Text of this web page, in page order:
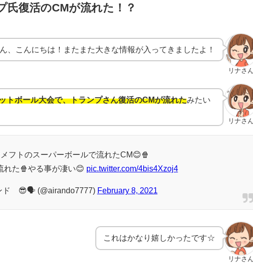
氏復活のCMが流れた！？
リナさ
、こんにちは！またまた大きな情報が入ってきましたよ！
リナさ
トボール大会で、トランプさん復活のCMが流れたみたい
フトのスーパーボールで流れたCM😊🍿
れた🍿やる事が凄い😊 pic.twitter.com/4bis4Xzoj4
ド 😎🗣 (@airando7777) February 8, 2021
リナさ
これはかなり嬉しかったです☆